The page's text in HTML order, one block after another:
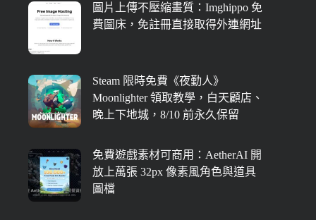
圖片上傳不壓縮畫質：Imghippo 免
費圖床，免註冊直接取得外連網址
Steam 限時免費《夜勤人》
Moonlighter 領取教學，白天顧店、
晚上下地城，8/10 前永久保留
免費遊戲素材可商用：AetherAI 開
放上萬張 32px 像素風角色與道具
圖檔